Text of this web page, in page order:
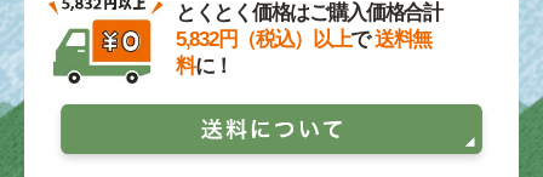
とくとく価格はご購入価格合計
5,832円（税込）以上で送料無
料に！